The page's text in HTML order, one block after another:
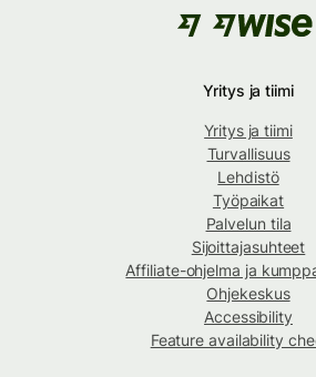
Yritys ja tiimi
Yritys ja tiimi
Turvallisuus
Lehdistö
Työpaikat
Palvelun tila
Sijoittajasuhteet
Affiliate-ohjelma ja
Ohjekeskus
Accessibility
Feature availability